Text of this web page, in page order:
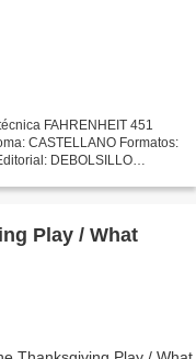
FAHRENHEIT 451
CASTELLANO Formatos:
DEBOLSILLO
Play / What